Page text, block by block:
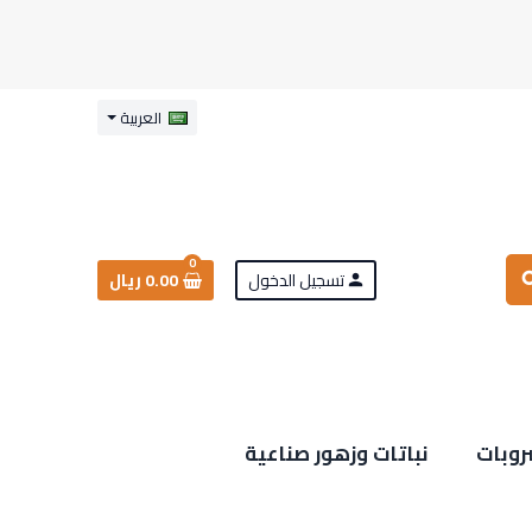
العربية
person تسجيل الدخول
0
0.00 ريال
نباتات وزهور صناعية